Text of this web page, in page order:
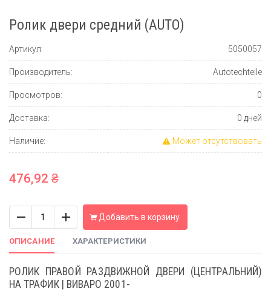
Ролик двери средний (AUTO)
Артикул: 5050057
Производитель: Autotechteile
Просмотров: 0
Доставка: 0 дней
Наличие: Может отсутствовать
476,92 ₴
Добавить в корзину
ОПИСАНИЕ ХАРАКТЕРИСТИКИ
РОЛИК ПРАВОЙ РАЗДВИЖНОЙ ДВЕРИ (ЦЕНТРАЛЬНИЙ)
НА ТРАФИК | ВИВАРО 2001-